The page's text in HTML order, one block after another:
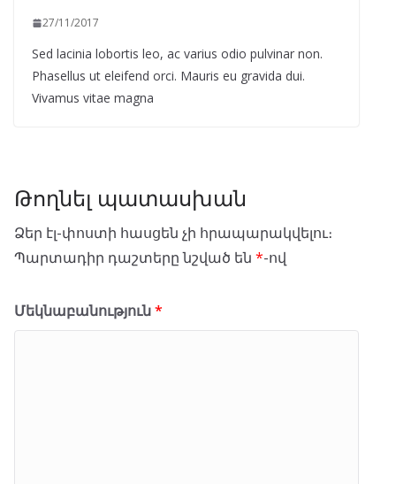
27/11/2017
Sed lacinia lobortis leo, ac varius odio pulvinar non.
Phasellus ut eleifend orci. Mauris eu gravida dui.
Vivamus vitae magna
Թողնել պատասխան
Ձեր էլ-փոստի հասցեն չի հրապարակվելու։
Պարտադիր դաշտերը նշված են *-ով
Մեկնաբանություն*